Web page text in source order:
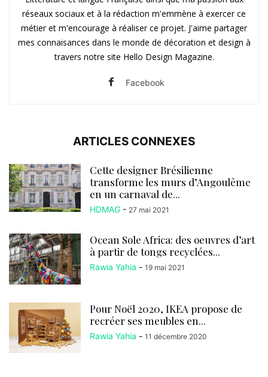
réseaux sociaux et à la rédaction m'emmène à exercer ce
métier et m'encourage à réaliser ce projet. J'aime partager
mes connaisances dans le monde de décoration et design à
travers notre site Hello Design Magazine.
Facebook
ARTICLES CONNEXES
Cette designer Brésilienne
transforme les murs d’Angoulême
en un carnaval de...
HDMAG - 27 mai 2021
Ocean Sole Africa: des oeuvres d’art
à partir de tongs recyclées...
Rawia Yahia - 19 mai 2021
Pour Noël 2020, IKEA propose de
recréer ses meubles en...
Rawia Yahia - 11 décembre 2020